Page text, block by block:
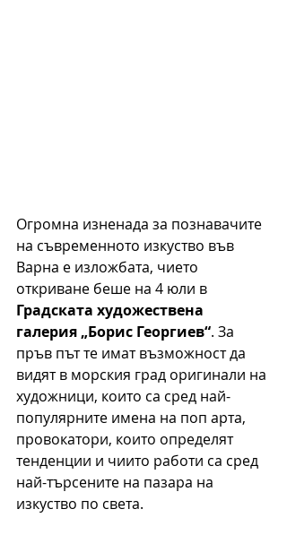
Огромна изненада за познавачите
на съвременното изкуство във
Варна е изложбата, чието
откриване беше на 4 юли в
Градската художествена
галерия „Борис Георгиев“. За
пръв път те имат възможност да
видят в морския град оригинали на
художници, които са сред най-
популярните имена на поп арта,
провокатори, които определят
тенденции и чиито работи са сред
най-търсените на пазара на
изкуство по света.